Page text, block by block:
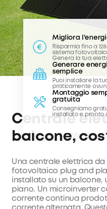
Migliora
Risparmia fino a
sistema
Genera la tua
Generare
semplice
Puoi installare la
praticamente
Montaggio
gratuita
Consegniamo
installato e pronto
Centrale
balcone,
Una centrale elettrica da
fotovoltaico plug and
installato su un balcone,
piano. Un microinverter
corrente continua